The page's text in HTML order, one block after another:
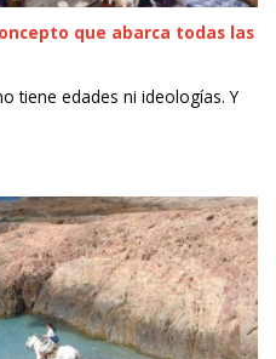
que abarca todas las
tiene edades ni ideologías. Y